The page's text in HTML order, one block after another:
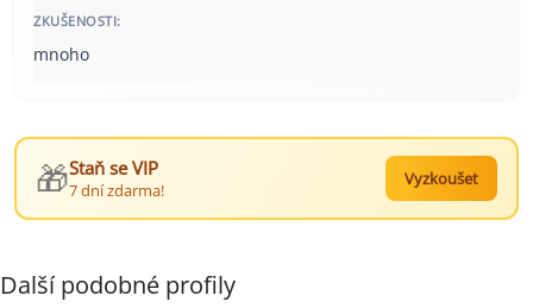
ZKUŠENOSTI:
mnoho
🎁Staň se VIP
7 dní zdarma!
Vyzkoušet
Další podobné profily